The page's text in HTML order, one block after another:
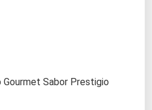
Gourmet Sabor Prestigio